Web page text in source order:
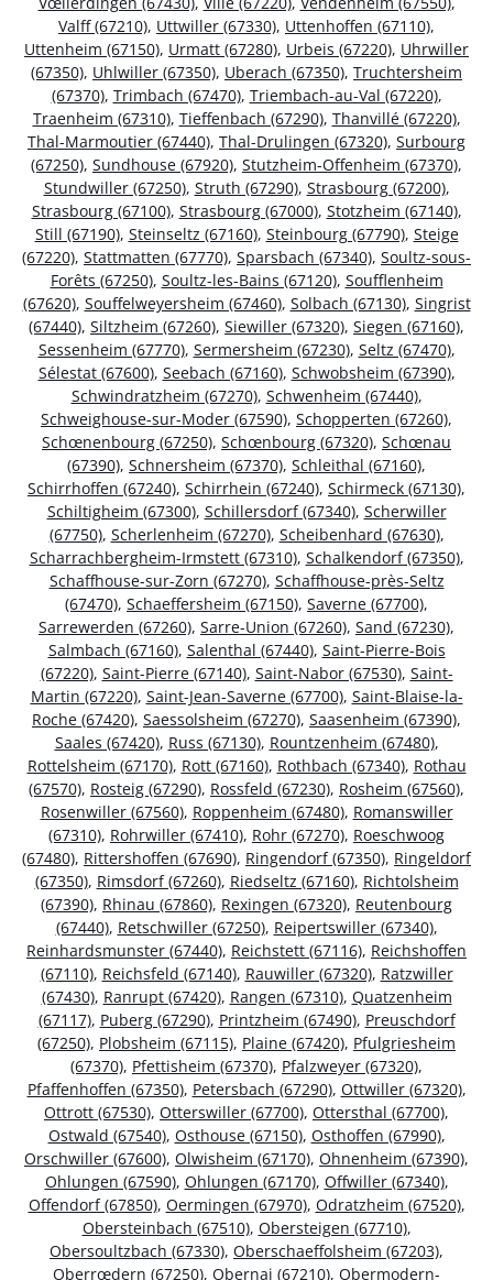
Valff (67210), Uttwiller (67330), Uttenhoffen (67110),
Uttenheim (67150), Urmatt (67280), Urbeis (67220), Uhrwiller
(67350), Uhlwiller (67350), Uberach (67350), Truchtersheim
(67370), Trimbach (67470), Triembach-au-Val (67220),
Traenheim (67310), Tieffenbach (67290), Thanvillé (67220),
Thal-Marmoutier (67440), Thal-Drulingen (67320), Surbourg
(67250), Sundhouse (67920), Stutzheim-Offenheim (67370),
Stundwiller (67250), Struth (67290), Strasbourg (67200),
Strasbourg (67100), Strasbourg (67000), Stotzheim (67140),
Still (67190), Steinseltz (67160), Steinbourg (67790), Steige
(67220), Stattmatten (67770), Sparsbach (67340), Soultz-sous-
Forêts (67250), Soultz-les-Bains (67120), Soufflenheim
(67620), Souffelweyersheim (67460), Solbach (67130), Singrist
(67440), Siltzheim (67260), Siewiller (67320), Siegen (67160),
Sessenheim (67770), Sermersheim (67230), Seltz (67470),
Sélestat (67600), Seebach (67160), Schwobsheim (67390),
Schwindratzheim (67270), Schwenheim (67440),
Schweighouse-sur-Moder (67590), Schopperten (67260),
Schœnenbourg (67250), Schœnbourg (67320), Schœnau
(67390), Schnersheim (67370), Schleithal (67160),
Schirrhoffen (67240), Schirrhein (67240), Schirmeck (67130),
Schiltigheim (67300), Schillersdorf (67340), Scherwiller
(67750), Scherlenheim (67270), Scheibenhard (67630),
Scharrachbergheim-Irmstett (67310), Schalkendorf (67350),
Schaffhouse-sur-Zorn (67270), Schaffhouse-près-Seltz
(67470), Schaeffersheim (67150), Saverne (67700),
Sarrewerden (67260), Sarre-Union (67260), Sand (67230),
Salmbach (67160), Salenthal (67440), Saint-Pierre-Bois
(67220), Saint-Pierre (67140), Saint-Nabor (67530), Saint-
Martin (67220), Saint-Jean-Saverne (67700), Saint-Blaise-la-
Roche (67420), Saessolsheim (67270), Saasenheim (67390),
Saales (67420), Russ (67130), Rountzenheim (67480),
Rottelsheim (67170), Rott (67160), Rothbach (67340), Rothau
(67570), Rosteig (67290), Rossfeld (67230), Rosheim (67560),
Rosenwiller (67560), Roppenheim (67480), Romanswiller
(67310), Rohrwiller (67410), Rohr (67270), Roeschwoog
(67480), Rittershoffen (67690), Ringendorf (67350), Ringeldorf
(67350), Rimsdorf (67260), Riedseltz (67160), Richtolsheim
(67390), Rhinau (67860), Rexingen (67320), Reutenbourg
(67440), Retschwiller (67250), Reipertswiller (67340),
Reinhardsmunster (67440), Reichstett (67116), Reichshoffen
(67110), Reichsfeld (67140), Rauwiller (67320), Ratzwiller
(67430), Ranrupt (67420), Rangen (67310), Quatzenheim
(67117), Puberg (67290), Printzheim (67490), Preuschdorf
(67250), Plobsheim (67115), Plaine (67420), Pfulgriesheim
(67370), Pfettisheim (67370), Pfalzweyer (67320),
Pfaffenhoffen (67350), Petersbach (67290), Ottwiller (67320),
Ottrott (67530), Otterswiller (67700), Ottersthal (67700),
Ostwald (67540), Osthouse (67150), Osthoffen (67990),
Orschwiller (67600), Olwisheim (67170), Ohnenheim (67390),
Ohlungen (67590), Ohlungen (67170), Offwiller (67340),
Offendorf (67850), Oermingen (67970), Odratzheim (67520),
Obersteinbach (67510), Obersteigen (67710),
Obersoultzbach (67330), Oberschaeffolsheim (67203),
Oberrœdern (67250), Obernai (67210), Obermodern-